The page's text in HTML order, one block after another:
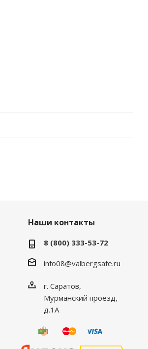
Наши контакты
8 (800) 333-53-72
info08@valbergsafe.ru
г. Саратов,
Мурманский проезд,
д.1А